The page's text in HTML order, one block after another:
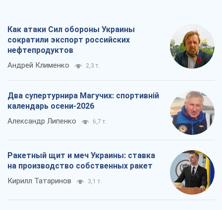
Как атаки Сил обороны Украины
сократили экспорт российских
нефтепродуктов
Андрей Клименко 2,3 т.
Два супертурнира Магучих: спортивній
календарь осени-2026
Александр Липенко 6,7 т.
Ракетный щит и меч Украины: ставка
на производство собственных ракет
Кирилл Татаринов 3,1 т.